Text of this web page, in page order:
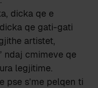
dicka qe e
qe gati-gati
artistet,
ndaj cmimeve qe
legjitime.
pse s’me pelqen ti